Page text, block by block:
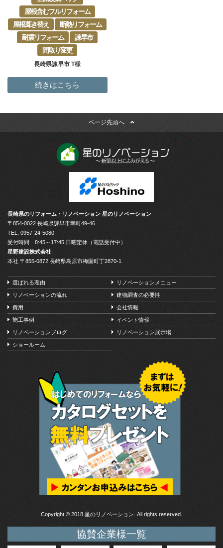
屋根含むフルリフォーム
屋根葺き替え
断熱リフォーム
耐震リフォーム
諫早市
間取り変更
長崎県諌早市 T様
続きはこちら
ページ先頭へ
長崎県のリフォーム・リノベーション 星のリノベーション
〒854-0022 長崎県諫早市幸町49-46
TEL. 0957-24-5080
受付時間 8:45～17:45 日曜定休（電話受付中）
星野建設株式会社
本社 〒855-0872 長崎県島原市梅園町丁2870-1
選ばれる理由 リノベーションメニュー
リノベーションの流れ 建物調査の必要性
費用 会社情報
施工事例 イベント情報
リノベーションブログ リノベーション展示場
ショールーム
Copyright © 2018 星のリノベーション. All rights reserved.
協賛企業様一覧